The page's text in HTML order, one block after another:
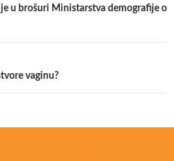
u brošuri Ministarstva demografije o
vaginu?